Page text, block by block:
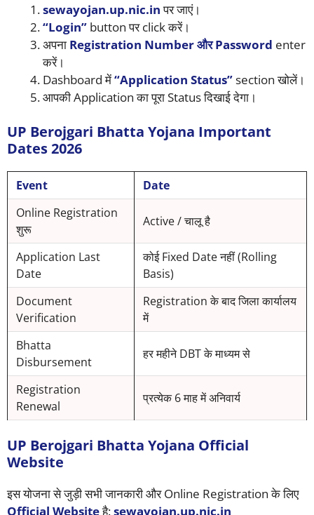
sewayojan.up.nic.inपर जाएं।
“Login” button पर click करें।
अपना Registration Number और Password enter
करें।
Dashboard में“Application Status”section खोलें।
आपकी Application का पूरा Status दिखाई देगा।
UP Berojgari Bhatta Yojana Important
Dates 2026
Event
Date
Online Registration
शुरू
Active / चालू है
Application Last
Date
कोई Fixed Date नहीं (Rolling
Basis)
Document
Verification
Registration के बाद जिला कार्यालय
में
Bhatta
Disbursement
हर महीने DBT के माध्यम से
Registration
Renewal
प्रत्येक 6 माह में अनिवार्य
UP Berojgari Bhatta Yojana Official
Website
इस योजना से जुड़ी सभी जानकारी और Online Registration के लिए
Official Websiteहै:sewayojan.up.nic.in